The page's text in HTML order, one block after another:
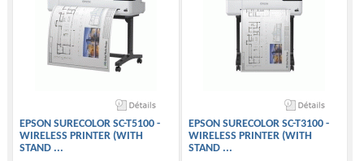
EPSON SURECOLOR SC-T5100 -
WIRELESS PRINTER (WITH
STAND ...
EPSON SURECOLOR SC-T3100 -
WIRELESS PRINTER (WITH
STAND ...